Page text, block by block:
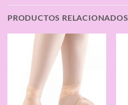
PRODUCTOS RELACIONADOS